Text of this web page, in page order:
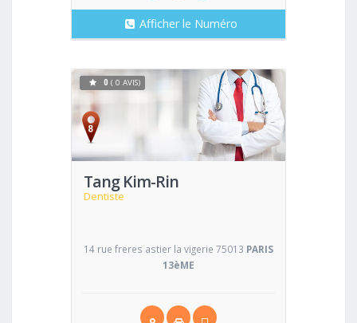
Afficher le Numéro
Tang Kim-Rin
Dentiste
Voir
0 ( 0 AVIS)
14 rue freres astier la vigerie 75013 PARIS
13èME